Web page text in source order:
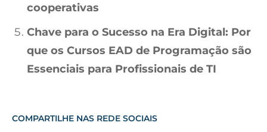
cooperativas
Chave para o Sucesso na Era Digital: Por
que os Cursos EAD de Programação são
Essenciais para Profissionais de TI
COMPARTILHE NAS REDE SOCIAIS